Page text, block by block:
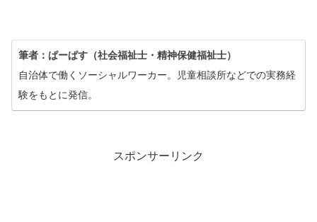
筆者：ぱーぱす（社会福祉士・精神保健福祉士）
自治体で働くソーシャルワーカー。児童相談所などでの実務経
験をもとに発信。
スポンサーリンク